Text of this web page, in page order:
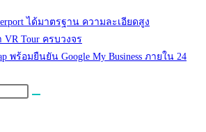
ได้มาตรฐาน ความละเอียดสูง
VR Tour ครบวงจร
พร้อมยืนยัน Google My Business ภายใน 24